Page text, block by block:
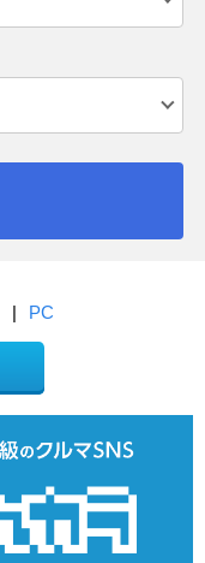
| PC